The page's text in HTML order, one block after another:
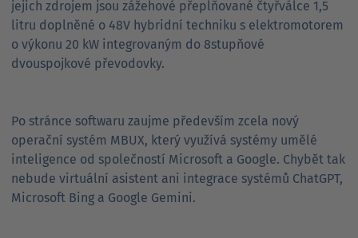
jejich zdrojem jsou zážehové přeplňované čtyřválce 1,5
litru doplněné o 48V hybridní techniku s elektromotorem
o výkonu 20 kW integrovaným do 8stupňové
dvouspojkové převodovky.
Po stránce softwaru zaujme především zcela nový
operační systém MBUX, který využívá systémy umělé
inteligence od společností Microsoft a Google. Chybět tak
nebude virtuální asistent ani integrace systémů ChatGPT,
Microsoft Bing a Google Gemini.